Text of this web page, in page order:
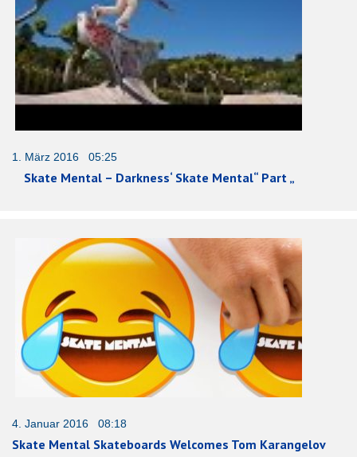
1. März 2016 05:25
Skate Mental – Darkness‘ Skate Mental“ Part „
4. Januar 2016 08:18
Skate Mental Skateboards Welcomes Tom Karangelov